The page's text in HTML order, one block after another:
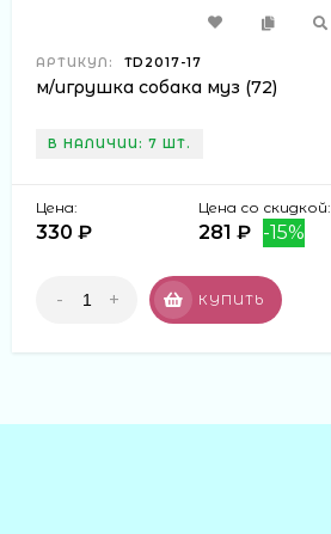
АРТИКУЛ: TD2017-17
м/игрушка собака муз (72)
В НАЛИЧИИ: 7 ШТ.
Цена:
330 ₽
Цена со скидкой:
281 ₽ -15%
- + КУПИТЬ